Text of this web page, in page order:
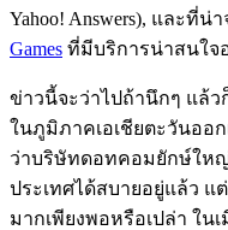
Yahoo! Answers), และที่
Games ที่มีบริการน่าสนใจอ
ข่าวนี้จะว่าไปถ้านึกๆ แล้ว
ในภูมิภาคเอเชียตะวันออ
ว่าบริษัทดอทคอมยักษ์ให
ประเทศได้สบายอยู่แล้ว
มากเพียงพอหรือเปล่า ใน